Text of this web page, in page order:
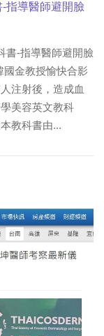
指導醫師避開臉
書-指導醫師避開臉
金教授愉快合影
注射後，造成血
美容英文教科
教科書由...